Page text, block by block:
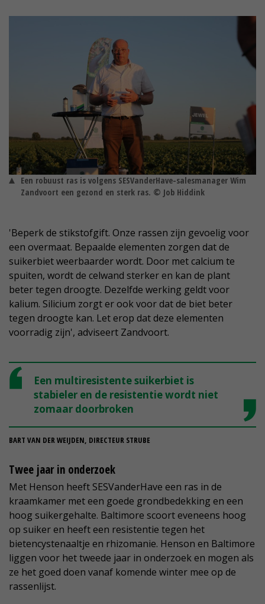
Een robuust ras is volgens SESVanderHave-salesmanager Wim
Zandvoort een gezond en sterk ras. © Job Hiddink
'Beperk de stikstofgift. Onze rassen zijn gevoelig voor
een overmaat. Bepaalde elementen zorgen dat de
suikerbiet weerbaarder wordt. Door met calcium te
spuiten, wordt de celwand sterker en kan de plant
beter tegen droogte. Dezelfde werking geldt voor
kalium. Silicium zorgt er ook voor dat de biet beter
tegen droogte kan. Let erop dat deze elementen
voorradig zijn', adviseert Zandvoort.
Een multiresistente suikerbiet is
stabieler en de resistentie wordt niet
zomaar doorbroken
BART VAN DER WEIJDEN, DIRECTEUR STRUBE
Twee jaar in onderzoek
Met Henson heeft SESVanderHave een ras in de
kraamkamer met een goede grondbedekking en een
hoog suikergehalte. Baltimore scoort eveneens hoog
op suiker en heeft een resistentie tegen het
bietencystenaaltje en rhizomanie. Henson en Baltimore
liggen voor het tweede jaar in onderzoek en mogen als
ze het goed doen vanaf komende winter mee op de
rassenlijst.